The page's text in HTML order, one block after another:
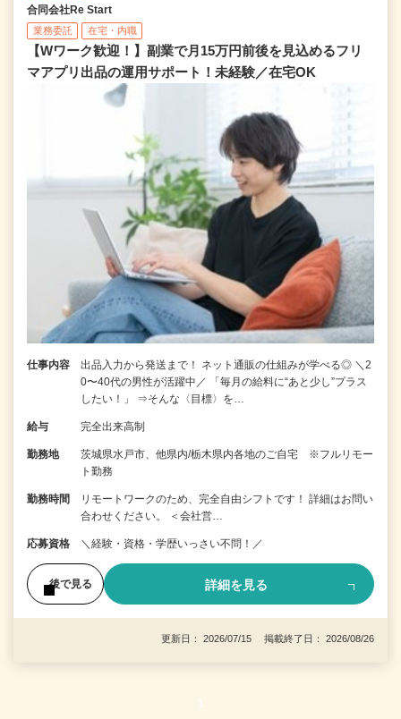
合同会社Re Start
業務委託 在宅・内職
【Wワーク歓迎！】副業で月15万円前後を見込めるフリ
マアプリ出品の運用サポート！未経験／在宅OK
仕事内容
出品入力から発送まで！ ネット通販の仕組みが学べる◎ ＼2
0〜40代の男性が活躍中／ 「毎月の給料に“あと少し”プラス
したい！」 ⇒そんな〈目標〉を…
給与 完全出来高制
勤務地
茨城県水戸市、他県内/栃木県内各地のご自宅 ※フルリモー
ト勤務
勤務時間
リモートワークのため、完全自由シフトです！ 詳細はお問い
合わせください。 ＜会社営…
応募資格 ＼経験・資格・学歴いっさい不問！／
後で見る 詳細を見る
更新日： 2026/07/15 掲載終了日： 2026/08/26
1